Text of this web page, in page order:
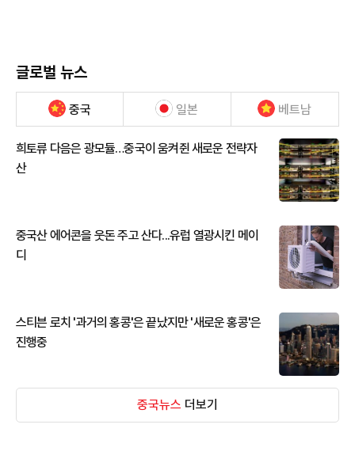
글로벌 뉴스
중국 일본 베트남
희토류 다음은 광모듈…중국이 움켜쥔 새로운 전략자
산
중국산 에어콘을 웃돈 주고 산다...유럽 열광시킨 메이
디
스티븐 로치 '과거의 홍콩'은 끝났지만 '새로운 홍콩'은
진행중
중국뉴스 더보기